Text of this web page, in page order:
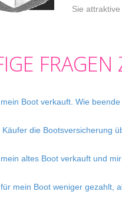
Sie attraktive
Boot verkauft. Wie
Käufer die Bootsversicherung
altes Boot verkauft und
mein Boot weniger gezahlt,